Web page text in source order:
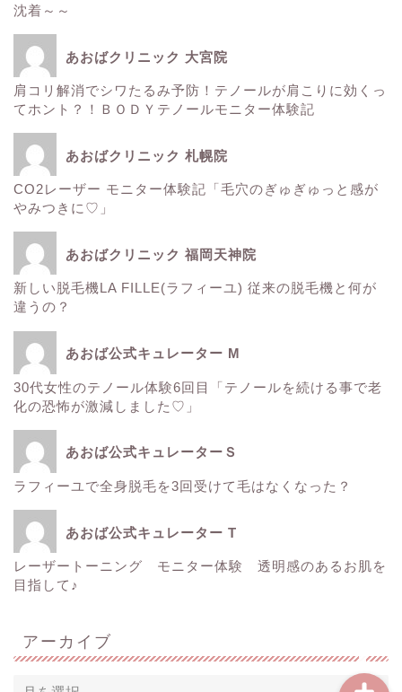
沈着～～
あおばクリニック 大宮院
肩コリ解消でシワたるみ予防！テノールが肩こりに効くっ
てホント？！ＢＯＤＹテノールモニター体験記
あおばクリニック 札幌院
CO2レーザー モニター体験記「毛穴のぎゅぎゅっと感が
やみつきに♡」
あおばクリニック 福岡天神院
新しい脱毛機LA FILLE(ラフィーユ) 従来の脱毛機と何が
違うの？
あおば公式キュレーター M
30代女性のテノール体験6回目「テノールを続ける事で老
化の恐怖が激減しました♡」
あおば公式キュレーターＳ
ラフィーユで全身脱毛を3回受けて毛はなくなった？
あおば公式キュレーター T
レーザートーニング モニター体験 透明感のあるお肌を
目指して♪
アーカイブ
肌
ウルトラアクセント
サーマクール
レーザートーニング
ＳＲＳマスク